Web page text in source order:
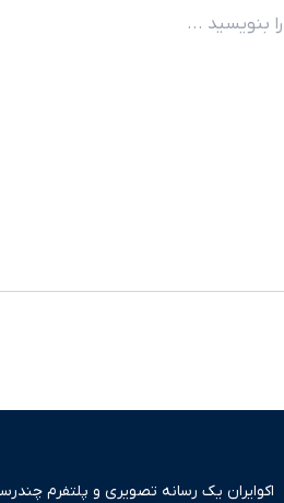
اکوایران یک رسانه تصویری و پلتفرم